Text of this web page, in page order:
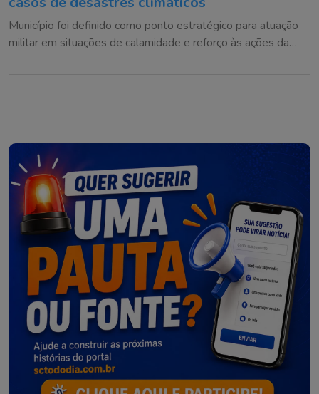
Município foi definido como ponto estratégico para atuação
militar em situações de calamidade e reforço às ações da